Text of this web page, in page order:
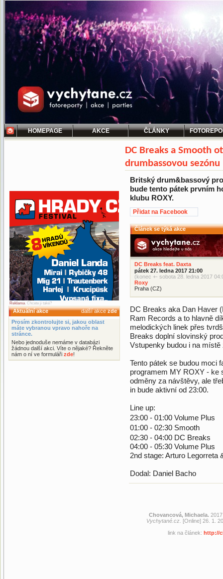
HOMEPAGE AKCE ČLÁNKY
Reklama. Chcete ji také?
Aktuální akce další akcezde
Prosím zkontrolujte si, jakou oblast
máte vybranou vpravo nahoře na
stránce.
Nebo jednoduše nemáme v databázi
žádnou další akci. Víte o nějaké? Řekněte
nám o ní ve formuláři zde!
DC Breaks a Smooth
drumbassovou sezónu
Britský drum&bassový
bude tento pátek prvním
klubu ROXY.
Přidat na Facebook
Článek se týká akce
DC Breaks feat. Daxta
pátek 27. ledna 2017 21:00
(konec +- sobota 28. ledna 2017
Roxy
Praha (CZ)
DC Breaks aka Dan Haver
Ram Records a to hlavně
melodických linek přes
Breaks doplní slovinský
Vstupenky budou i na místě
Tento pátek se budou moci
programem MY ROXY - ke
odměny za návštěvy, ale
in bude aktivní od 23:00.
Line up:
23:00 - 01:00 Volume Plus
01:00 - 02:30 Smooth
02:30 - 04:00 DC Breaks
04:00 - 05:30 Volume Plus
2nd stage: Arturo Legorreta
Dodal: Daniel Bacho
Chovancová, Michaela.
Vychytané.cz. [Online] 26. 1.
link na článek: http://